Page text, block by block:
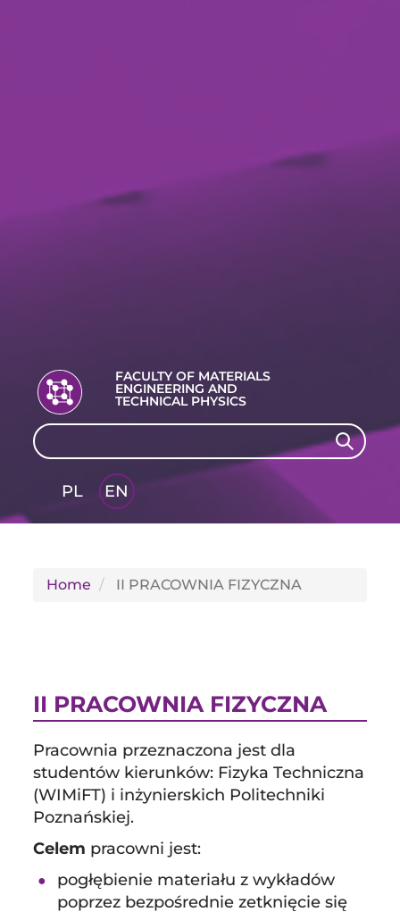
FACULTY OF MATERIALS
ENGINEERING AND
TECHNICAL PHYSICS
Search Search
PL
EN
GLI
Home II PRACOWNIA FIZYCZNA
II PRACOWNIA FIZYCZNA
Pracownia przeznaczona jest dla
studentów kierunków: Fizyka Techniczna
(WIMiFT) i inżynierskich Politechniki
Poznańskiej.
Celem pracowni jest:
pogłębienie materiału z wykładów
poprzez bezpośrednie zetknięcie się